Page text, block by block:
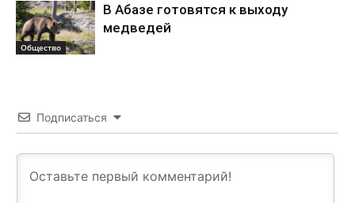
Общество
В Абазе готовятся к выходу
медведей
Подписаться